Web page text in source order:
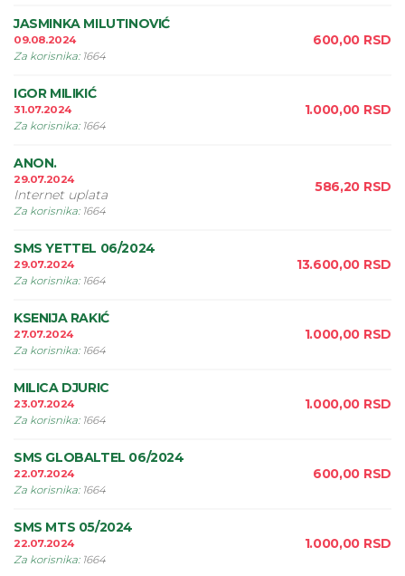
JASMINKA MILUTINOVIĆ
09.08.2024
Za korisnika: 1664
600,00 RSD
IGOR MILIKIĆ
31.07.2024
Za korisnika: 1664
1.000,00 RSD
ANON.
29.07.2024
Internet uplata
Za korisnika: 1664
586,20 RSD
SMS YETTEL 06/2024
29.07.2024
Za korisnika: 1664
13.600,00 RSD
KSENIJA RAKIĆ
27.07.2024
Za korisnika: 1664
1.000,00 RSD
MILICA DJURIC
23.07.2024
Za korisnika: 1664
1.000,00 RSD
SMS GLOBALTEL 06/2024
22.07.2024
Za korisnika: 1664
600,00 RSD
SMS MTS 05/2024
22.07.2024
Za korisnika: 1664
1.000,00 RSD